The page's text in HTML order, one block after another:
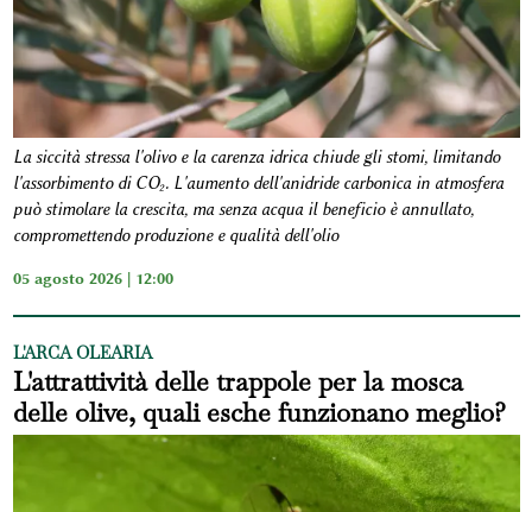
La siccità stressa l'olivo e la carenza idrica chiude gli stomi, limitando
l'assorbimento di CO₂. L'aumento dell'anidride carbonica in atmosfera
può stimolare la crescita, ma senza acqua il beneficio è annullato,
compromettendo produzione e qualità dell'olio
05 agosto 2026 | 12:00
L'ARCA OLEARIA
L'attrattività delle trappole per la mosca
delle olive, quali esche funzionano meglio?